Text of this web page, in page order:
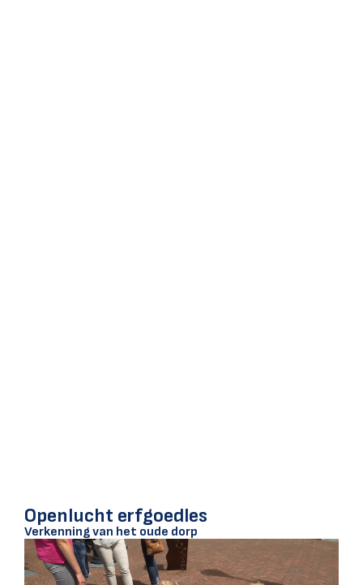
Openlucht erfgoedles
Verkenning van het oude dorp